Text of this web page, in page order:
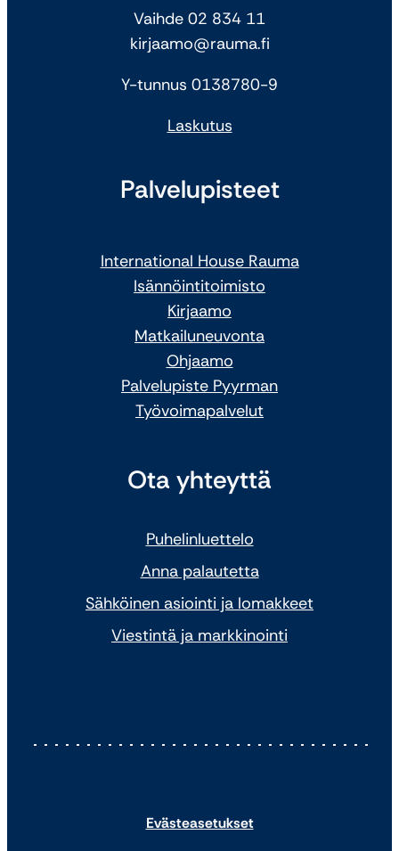
Vaihde 02 834 11
kirjaamo@rauma.fi
Y-tunnus 0138780-9
Laskutus
Palvelupisteet
International House Rauma
Isännöintitoimisto
Kirjaamo
Matkailuneuvonta
Ohjaamo
Palvelupiste Pyyrman
Työvoimapalvelut
Ota yhteyttä
Puhelinluettelo
Anna palautetta
Sähköinen asiointi ja lomakkeet
Viestintä ja markkinointi
Evästeasetukset